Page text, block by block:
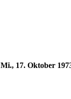
Mi., 17. Oktober